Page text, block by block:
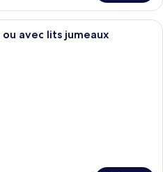
Une chambre d’hôtel avec un lit, un
avec lits jumeaux